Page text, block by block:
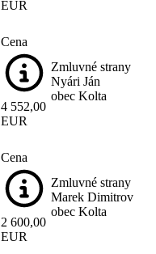
EUR
Cena
4 552,00
EUR
Zmluvné strany
Nyári Ján
obec Kolta
Cena
2 600,00
EUR
Zmluvné strany
Marek Dimitrov
obec Kolta